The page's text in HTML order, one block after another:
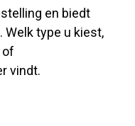
en biedt
Welk type u kiest,
of
vindt.